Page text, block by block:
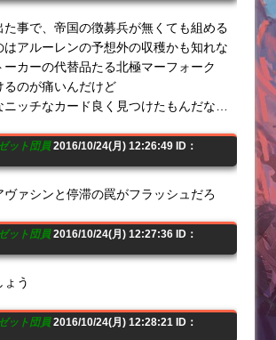
た事で、帝国の徴募兵が無くても組める
はアルーレンの予想外の収穫かも知れな
ーカーの代替品たる北極マーフォーク
るのが痛いんだけど
ニッチなカード良く見つけたもんだな…
ット団員2016/10/24(月) 12:26:49 ID：
ァシンと停滞の罠がフラッシュだろ
ット団員2016/10/24(月) 12:27:36 ID：
ょう
ット団員2016/10/24(月) 12:28:21 ID：